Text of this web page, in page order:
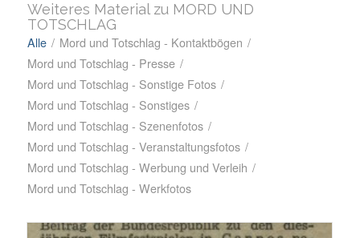
Weiteres Material zu MORD UND
TOTSCHLAG
Alle / Mord und Totschlag - Kontaktbögen /
Mord und Totschlag - Presse /
Mord und Totschlag - Sonstige Fotos /
Mord und Totschlag - Sonstiges /
Mord und Totschlag - Szenenfotos /
Mord und Totschlag - Veranstaltungsfotos /
Mord und Totschlag - Werbung und Verleih /
Mord und Totschlag - Werkfotos